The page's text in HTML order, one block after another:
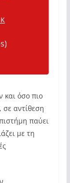
και όσο πιο
αντίθεση
παύει
με τη